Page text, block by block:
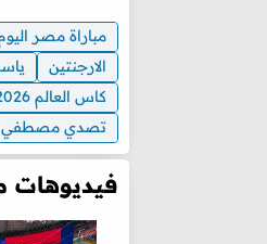
مباراة مصر
الارجنتين
كاس العالم 2026
تصدي مصطفي
فيديوهات